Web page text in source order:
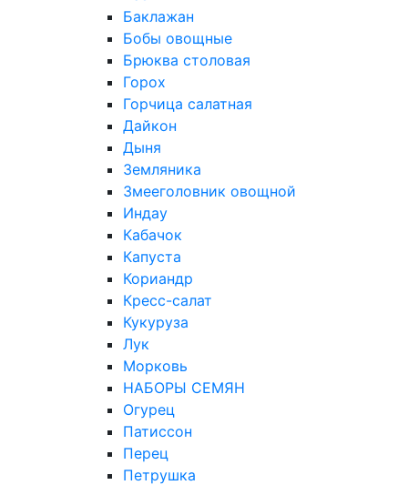
Баклажан
Бобы овощные
Брюква столовая
Горох
Горчица салатная
Дайкон
Дыня
Земляника
Змееголовник овощной
Индау
Кабачок
Капуста
Кориандр
Кресс-салат
Кукуруза
Лук
Морковь
НАБОРЫ СЕМЯН
Огурец
Патиссон
Перец
Петрушка